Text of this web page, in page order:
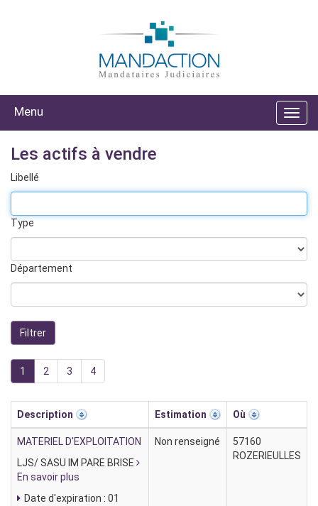
Menu
Les actifs à vendre
Libellé
Type
Département
1 2 3 4
Description Estimation Où
MATERIEL D'EXPLOITATION
LJS/ SASU IM PARE BRISE
En savoir plus
Date d'expiration : 01
Non renseigné
57160
ROZERIEULLES